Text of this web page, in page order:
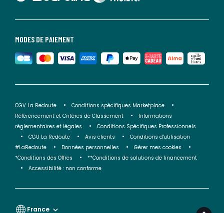
MODES DE PAIEMENT
CGV La Redoute
Conditions spécifiques Marketplace
Référencement et Critères de Classement
Informations
réglementaires et légales
Conditions Spécifiques Professionnels
CGU La Redoute
Avis clients
Conditions d'utilisation
#LaRedoute
Données personnelles
Gérer mes cookies
*Conditions des Offres
**Conditions de solutions de financement
Accessibilité : non conforme
France